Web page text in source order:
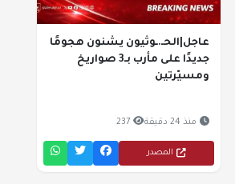
عاجل|الحـ.ـوثيون يشنون هجومًا
جديدًا على مأرب بـ3 صواريخ
ومسيّرتين
منذ 24 دقيقة 237
المصدر